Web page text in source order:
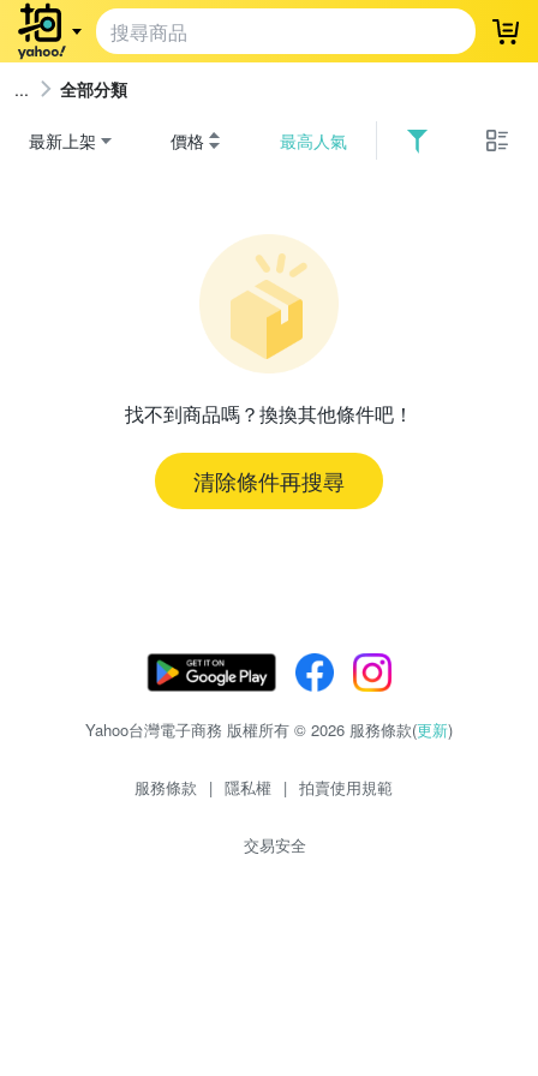
登
全部分類
最新上架 價格 最高人氣
找不到商品嗎？換換其他條件吧！
清除條件再搜尋
Yahoo台灣電子商務 版權所有 © 2026 服務條款(更新)
服務條款 | 隱私權 | 拍賣使用規範
交易安全